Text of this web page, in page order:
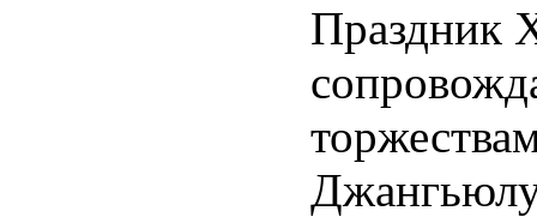
Праздник